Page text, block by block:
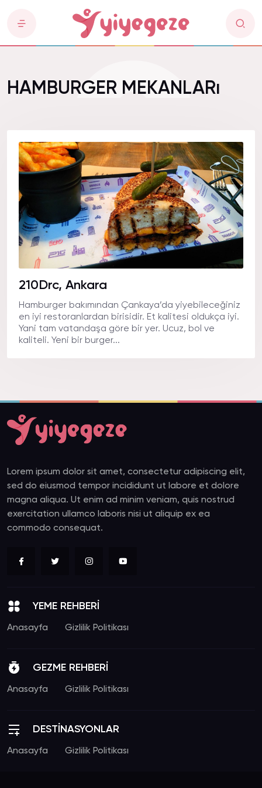
HAMBURGER MEKANLARı
210Drc, Ankara
Hamburger bakımından Çankaya’da yiyebileceğiniz
en iyi restoranlardan birisidir. Et kalitesi oldukça iyi.
Yani tam vatandaşa göre bir yer. Ucuz, bol ve
kaliteli. Yeni bir burger...
Lorem ipsum dolor sit amet, consectetur adipiscing elit,
sed do eiusmod tempor incididunt ut labore et dolore
magna aliqua. Ut enim ad minim veniam, quis nostrud
exercitation ullamco laboris nisi ut aliquip ex ea
commodo consequat.
YEME REHBERİ
Anasayfa Gizlilik Politikası
GEZME REHBERİ
Anasayfa Gizlilik Politikası
DESTİNASYONLAR
Anasayfa Gizlilik Politikası